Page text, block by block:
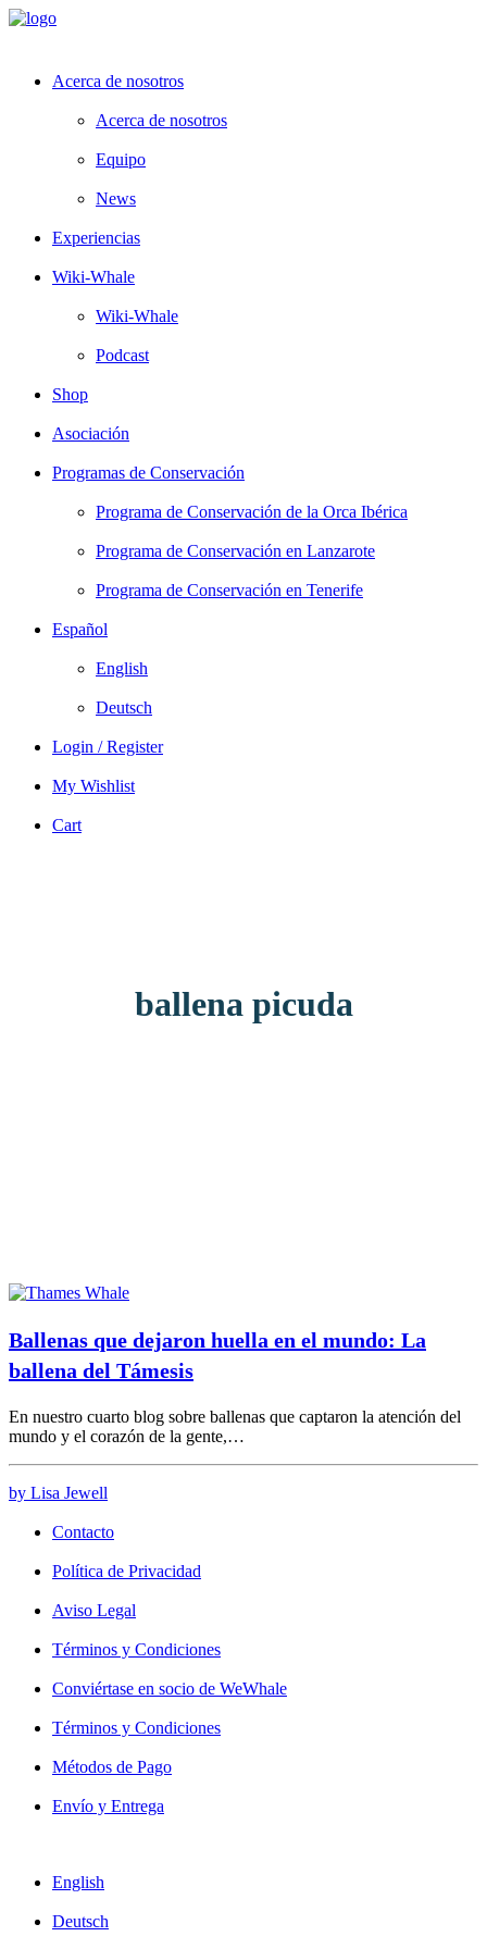
Acerca de nosotros
Acerca de nosotros
Equipo
News
Experiencias
Wiki-Whale
Wiki-Whale
Podcast
Shop
Asociación
Programas de Conservación
Programa de Conservación de la Orca Ibérica
Programa de Conservación en Lanzarote
Programa de Conservación en Tenerife
Español
English
Deutsch
Login / Register
My Wishlist
Cart
ballena picuda
Ballenas que dejaron huella en el mundo: La
ballena del Támesis
En nuestro cuarto blog sobre ballenas que captaron la atención del
mundo y el corazón de la gente,…
by Lisa Jewell
Contacto
Política de Privacidad
Aviso Legal
Términos y Condiciones
Conviértase en socio de WeWhale
Términos y Condiciones
Métodos de Pago
Envío y Entrega
English
Deutsch